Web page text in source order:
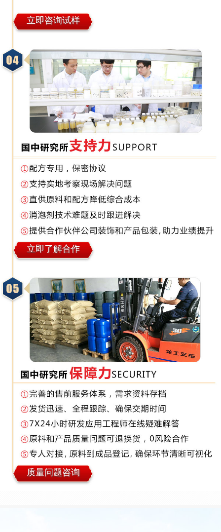
立即咨询试样
立即了解合作
质量问题咨询